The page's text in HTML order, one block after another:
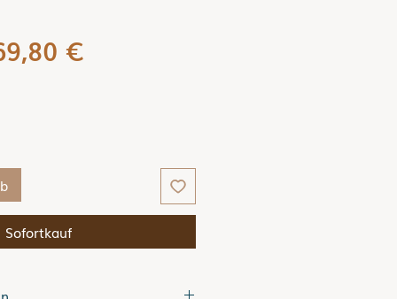
€Sale-
Sofortkauf